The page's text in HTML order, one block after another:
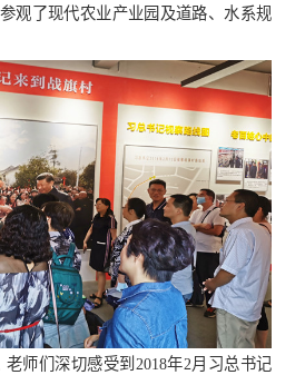
观了现代农业产业园及道路、水系规
师们深切感受到2018年2月习总书记